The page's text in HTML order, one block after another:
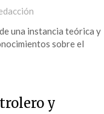
una instancia teórica y
sobre el
y